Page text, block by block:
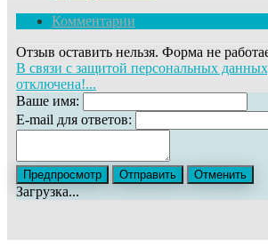
Комментарии
Отзыв оставить нельзя. Форма не
В связи с защитой персональных
отключена!...
Ваше имя:
E-mail для ответов:
Загрузка...